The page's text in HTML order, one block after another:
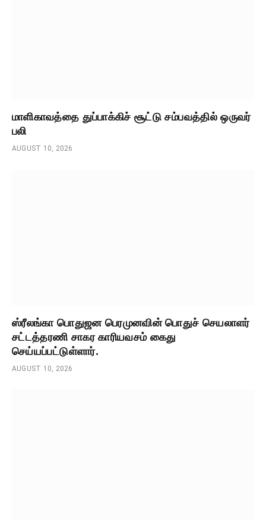
மாளிகாவத்தை துப்பாக்கிச் சூட்டு சம்பவத்தில் ஒருவர்
பலி
AUGUST 10, 2026
ஸ்ரீலங்கா பொதுஜன பெரமுனவின் பொதுச் செயலாளர்
சட்டத்தரணி சாகர காரியவசம் கைது
செய்யப்பட்டுள்ளார்.
AUGUST 10, 2026